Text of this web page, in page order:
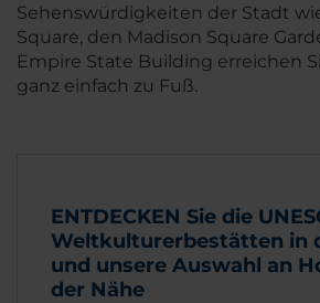
Sehenswürdigkeiten der Stadt
Square, den Madison Square
Empire State Building erreichen
ganz einfach zu Fuß.
ENTDECKEN Sie die
Weltkulturerbestätten in
und unsere Auswahl an
der Nähe